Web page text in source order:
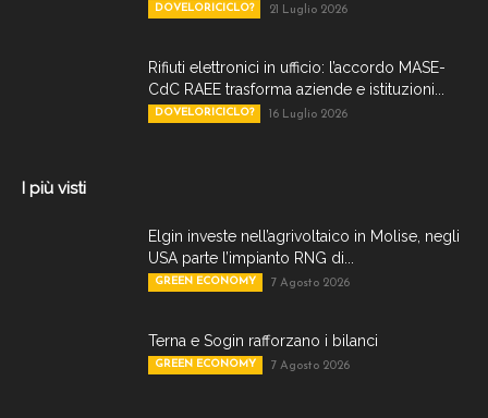
DOVELORICICLO? 21 Luglio 2026
Rifiuti elettronici in ufficio: l’accordo MASE-
CdC RAEE trasforma aziende e istituzioni...
DOVELORICICLO? 16 Luglio 2026
I più visti
Elgin investe nell’agrivoltaico in Molise, negli
USA parte l’impianto RNG di...
GREEN ECONOMY 7 Agosto 2026
Terna e Sogin rafforzano i bilanci
GREEN ECONOMY 7 Agosto 2026